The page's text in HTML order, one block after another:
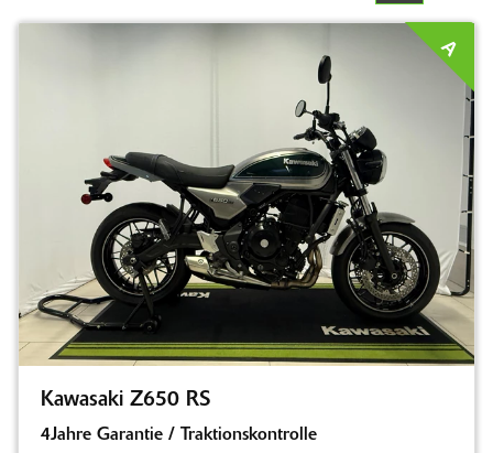
Kawasaki Z650 RS
4Jahre Garantie / Traktionskontrolle
A